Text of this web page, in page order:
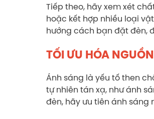
Tiếp theo, hãy xem xét
hoặc kết hợp nhiều loại
hướng cách bạn đặt đèn,
TỐI ƯU HÓA
Ánh sáng là yếu tố then
tự nhiên tán xạ, như ánh
đèn, hãy ưu tiên ánh